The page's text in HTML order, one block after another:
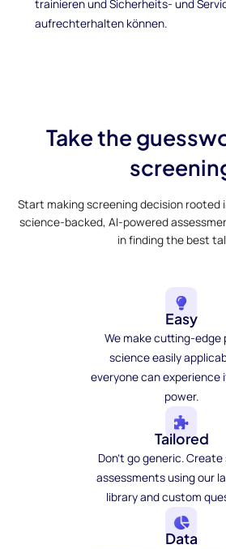
trainieren und Sicherheits- und
aufrechterhalten können.
Take the
Start making screening decision rooted
science-backed, AI-powered
in finding the best
Easy
We make cutting-edge
science easily
everyone can experience
power.
Tailored
Don't go generic.
assessments using our
library and custom
Data